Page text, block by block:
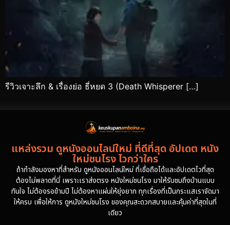
รีวิวเจาะลึก & เรื่องย่อ ธี่หยด 3 (Death Whisperer […]
แหล่งรวม ดูหนังออนไลน์ใหม่ ที่ดีที่สุด อัปเดต หนัง
ใหม่ชนโรง ไวกว่าใคร
ถ้ากำลังมองหาที่สำหรับ ดูหนังออนไลน์ใหม่ ที่เชื่อถือได้และอัปเดตไวที่สุด
ต้องไม่พลาดที่นี่ เพราะเราส่งตรง หนังใหม่ชนโรง มาให้รับชมถึงบ้านแบบ
ทันใจ ไม่ต้องรอข้ามปี ไม่ต้องหาแผ่นให้ยุ่งยาก ทุกเรื่องที่เป็นกระแสเราจัดมา
ให้ครบ เพื่อให้การ ดูหนังใหม่ชนโรง ของคุณสะดวกสบายและคุ้มค่าที่สุดในที่
เดียว